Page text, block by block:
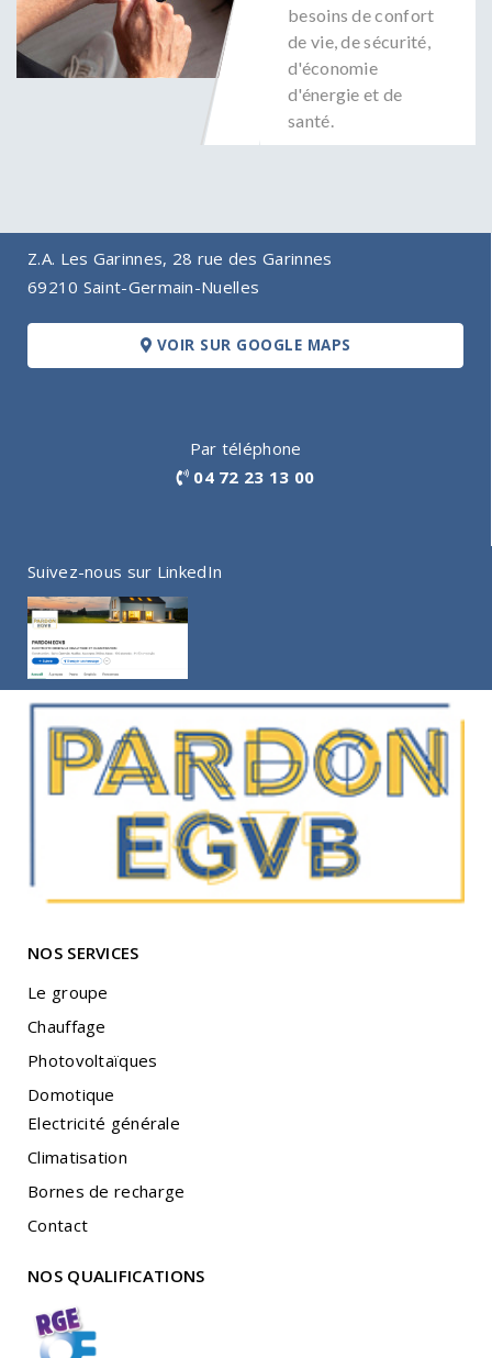
besoins de confort
de vie, de sécurité,
d'économie
d'énergie et de
santé.
Z.A. Les Garinnes, 28 rue des Garinnes
69210 Saint-Germain-Nuelles
VOIR SUR GOOGLE MAPS
Par téléphone
04 72 23 13 00
Suivez-nous sur LinkedIn
NOS SERVICES
Le groupe
Chauffage
Photovoltaïques
Domotique
Electricité générale
Climatisation
Bornes de recharge
Contact
NOS QUALIFICATIONS